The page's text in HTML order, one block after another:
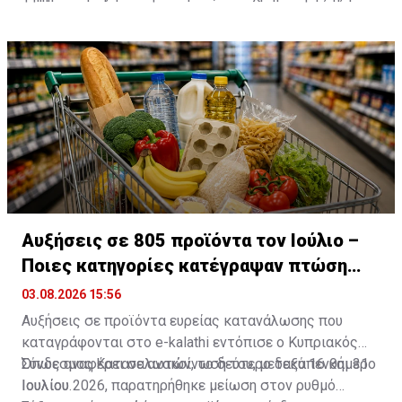
(VIES).
Αυξήσεις σε 805 προϊόντα τον Ιούλιο –
Ποιες κατηγορίες κατέγραψαν πτώση
τιμών
03.08.2026 15:56
Αυξήσεις σε προϊόντα ευρείας κατανάλωσης που
καταγράφονται στο e-kalathi εντόπισε ο Κυπριακός
Σύνδεσμος Καταναλωτών, το δεύτερο δεκαπενθήμερο
Ιουλίου.
Όπως αναφέρει σε ανακοίνωσή του, μεταξύ 16 και 31
Ιουλίου 2026, παρατηρήθηκε μείωση στον ρυθμό